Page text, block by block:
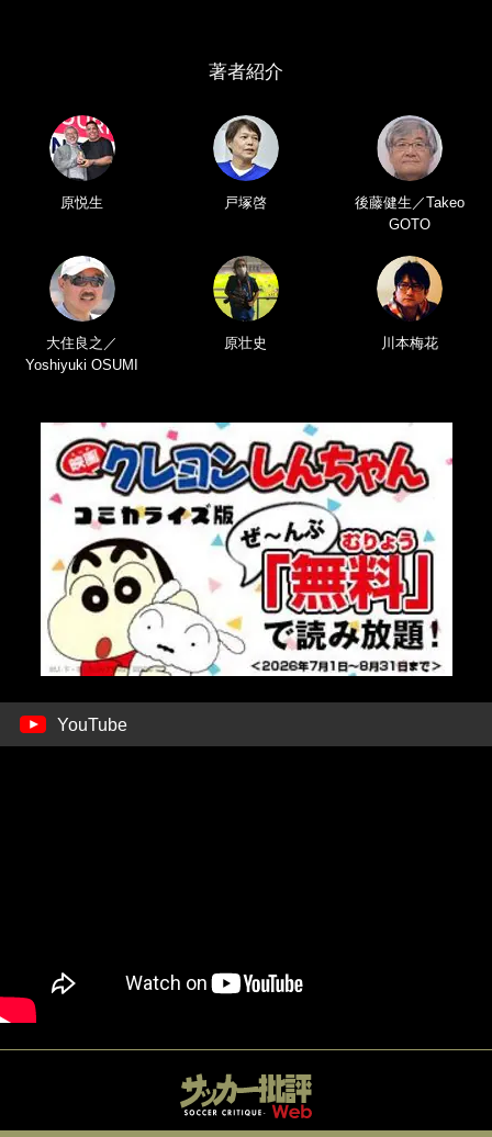
著者紹介
原悦生 戸塚啓
後藤健生／Takeo
GOTO
大住良之／
Yoshiyuki OSUMI
原壮史 川本梅花
YouTube